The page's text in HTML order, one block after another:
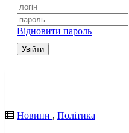
Відновити пароль
Увійти
Новини , Політика